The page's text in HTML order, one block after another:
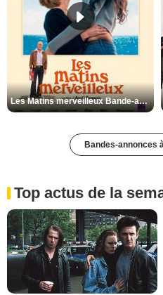
Les Matins merveilleux Bande-annonce VF
Bandes-annonces
Top actus de la